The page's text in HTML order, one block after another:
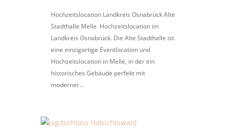
Hochzeitslocation Landkreis Osnabrück Alte
Stadthalle Melle Hochzeitslocation im
Landkreis Osnabrück. Die Alte Stadthalle ist
eine einzigartige Eventlocation und
Hochzeitslocation in Melle, in der ein
historisches Gebäude perfekt mit
moderner...